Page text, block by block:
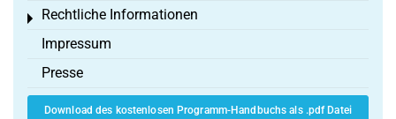
Rechtliche Informationen
Toggle menu
Impressum
Presse
Download des kostenlosen Programm-Handbuchs als .pdf Datei